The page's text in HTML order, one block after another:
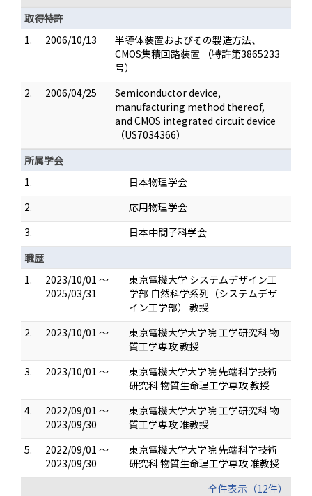
取得特許
1.
2006/10/13
半導体装置およびその製造方法、
CMOS集積回路装置 （特許第3865233
号）
2.
2006/04/25
Semiconductor device,
manufacturing method thereof,
and CMOS integrated circuit device
（US7034366）
所属学会
1.
日本物理学会
2.
応用物理学会
3.
日本中間子科学会
職歴
1.
2023/10/01 ～
2025/03/31
東京電機大学 システムデザイン工
学部 自然科学系列（システムデザ
イン工学部） 教授
2.
2023/10/01 ～
東京電機大学大学院 工学研究科 物
質工学専攻 教授
3.
2023/10/01 ～
東京電機大学大学院 先端科学技術
研究科 物質生命理工学専攻 教授
4.
2022/09/01 ～
2023/09/30
東京電機大学大学院 工学研究科 物
質工学専攻 准教授
5.
2022/09/01 ～
2023/09/30
東京電機大学大学院 先端科学技術
研究科 物質生命理工学専攻 准教授
全件表示（12件）